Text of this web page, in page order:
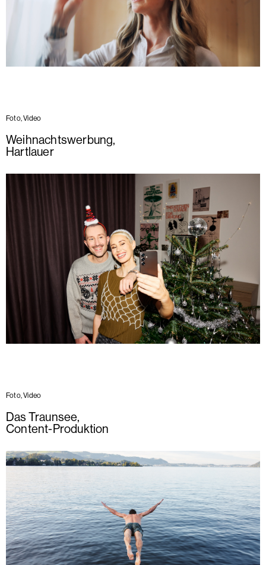
Foto, Video
Weihnachtswerbung,
Hartlauer
Foto, Video
Das Traunsee,
Content-Produktion